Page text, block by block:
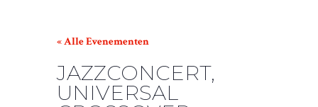
« Alle Evenementen
JAZZCONCERT,
UNIVERSAL